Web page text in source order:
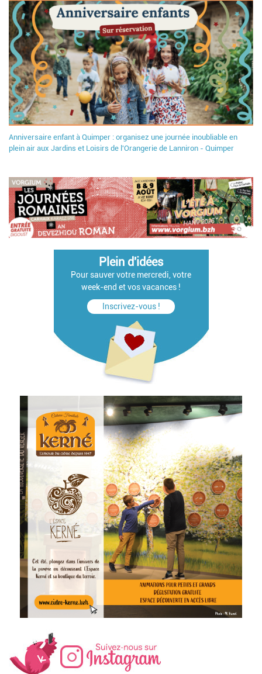
Anniversaire enfant à Quimper : organisez une journée inoubliable en
plein air aux Jardins et Loisirs de l'Orangerie de Lanniron - Quimper
Plein d'idées
Pour sauver votre mercredi, votre
week-end et vos vacances !
Inscrivez-vous !